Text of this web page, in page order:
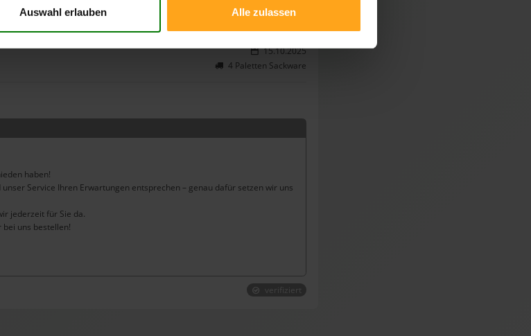
Auswahl erlauben Alle zulassen
Kundenbewertungen
15.10.2025
4 Paletten Sackware
haben!
Service Ihren Erwartungen entsprechen – genau dafür setzen wir uns
jederzeit für Sie da.
uns bestellen!
verifiziert